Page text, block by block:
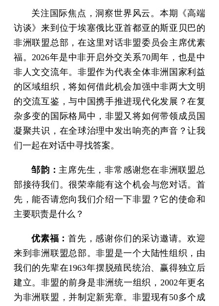
关注国际焦点，洞察世界风云。本期《高端
访谈》来到位于埃塞俄比亚首都亚的斯亚贝巴的
非洲联盟总部，在这里对话非盟委员会主席优素
福。2026年是中非开启外交关系70周年，也是中
非人文交流年。非盟作为代表全体非洲国家利益
的区域组织，将如何借此机会加强中非两大文明
的交流互鉴，与中国携手推进现代化发展？在复
杂多变的国际格局中，非盟又将如何带领成员国
凝聚共识，在全球治理中发出响亮的声音？让我
们一起在对话中寻找答案。
邹韵： 主席先生，非常感谢您在非洲联盟总
部接待我们。很荣幸能有这个机会与您对话。首
先，能否请您向我们介绍一下非盟？它的使命和
主要职责是什么？
优素福：首先，感谢你们的采访邀请。欢迎
来到非洲联盟总部。非盟是一个大陆性组织，由
我们的先辈在1963年摆脱殖民统治、赢得独立后
建立。非盟的前身是非洲统一组织，2002年更名
为非洲联盟，并制定新宪章。非盟现有50多个成